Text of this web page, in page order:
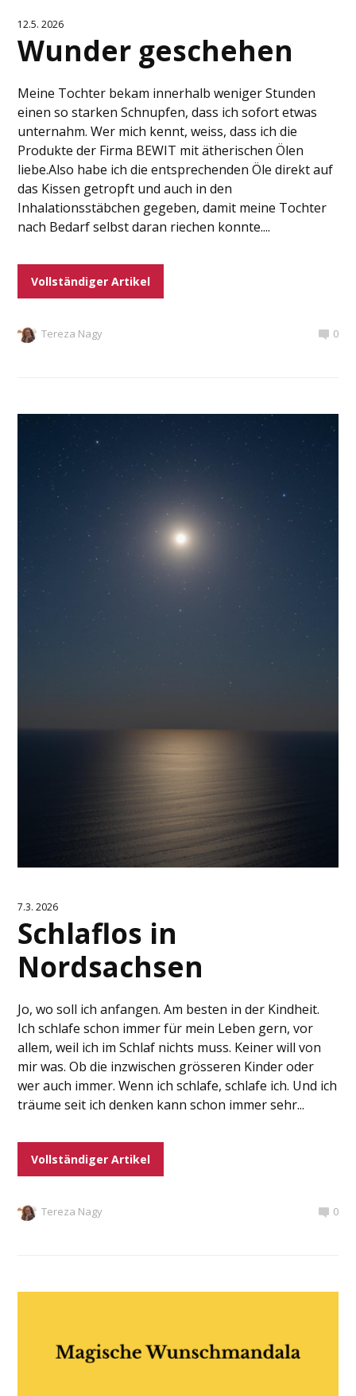
12.5. 2026
Wunder geschehen
Meine Tochter bekam innerhalb weniger Stunden
einen so starken Schnupfen, dass ich sofort etwas
unternahm. Wer mich kennt, weiss, dass ich die
Produkte der Firma BEWIT mit ätherischen Ölen
liebe.Also habe ich die entsprechenden Öle direkt auf
das Kissen getropft und auch in den
Inhalationsstäbchen gegeben, damit meine Tochter
nach Bedarf selbst daran riechen konnte....
Vollständiger Artikel
Tereza Nagy 0
7.3. 2026
Schlaflos in
Nordsachsen
Jo, wo soll ich anfangen. Am besten in der Kindheit.
Ich schlafe schon immer für mein Leben gern, vor
allem, weil ich im Schlaf nichts muss. Keiner will von
mir was. Ob die inzwischen grösseren Kinder oder
wer auch immer. Wenn ich schlafe, schlafe ich. Und ich
träume seit ich denken kann schon immer sehr...
Vollständiger Artikel
Tereza Nagy 0